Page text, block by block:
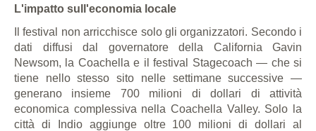
L'impatto sull'economia locale
Il festival non arricchisce solo gli organizzatori. Secondo i
dati diffusi dal governatore della California Gavin
Newsom, la Coachella e il festival Stagecoach — che si
tiene nello stesso sito nelle settimane successive —
generano insieme 700 milioni di dollari di attività
economica complessiva nella Coachella Valley. Solo la
città di Indio aggiunge oltre 100 milioni di dollari al